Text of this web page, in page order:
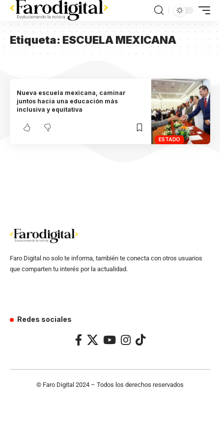
Etiqueta:ESCUELA MEXICANA
ESTADO
Nueva escuela mexicana, caminar
juntos hacia una educación más
inclusiva y equitativa
Faro Digital no solo te informa, también te conecta con otros usuarios
que comparten tu interés por la actualidad.
Redes sociales
© Faro Digital 2024 – Todos los derechos reservados